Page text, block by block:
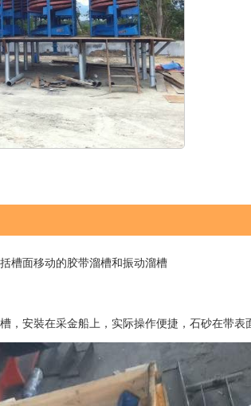
槽面移动的胶带溜槽和振动溜槽
安裝在采金船上，实际操作便捷，石砂在带表